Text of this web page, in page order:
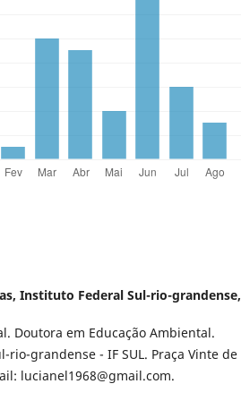
Instituto Federal Sul-rio-grandense,
Doutora em Educação Ambiental.
grandense - IF SUL. Praça Vinte de
lucianel1968@gmail.com.